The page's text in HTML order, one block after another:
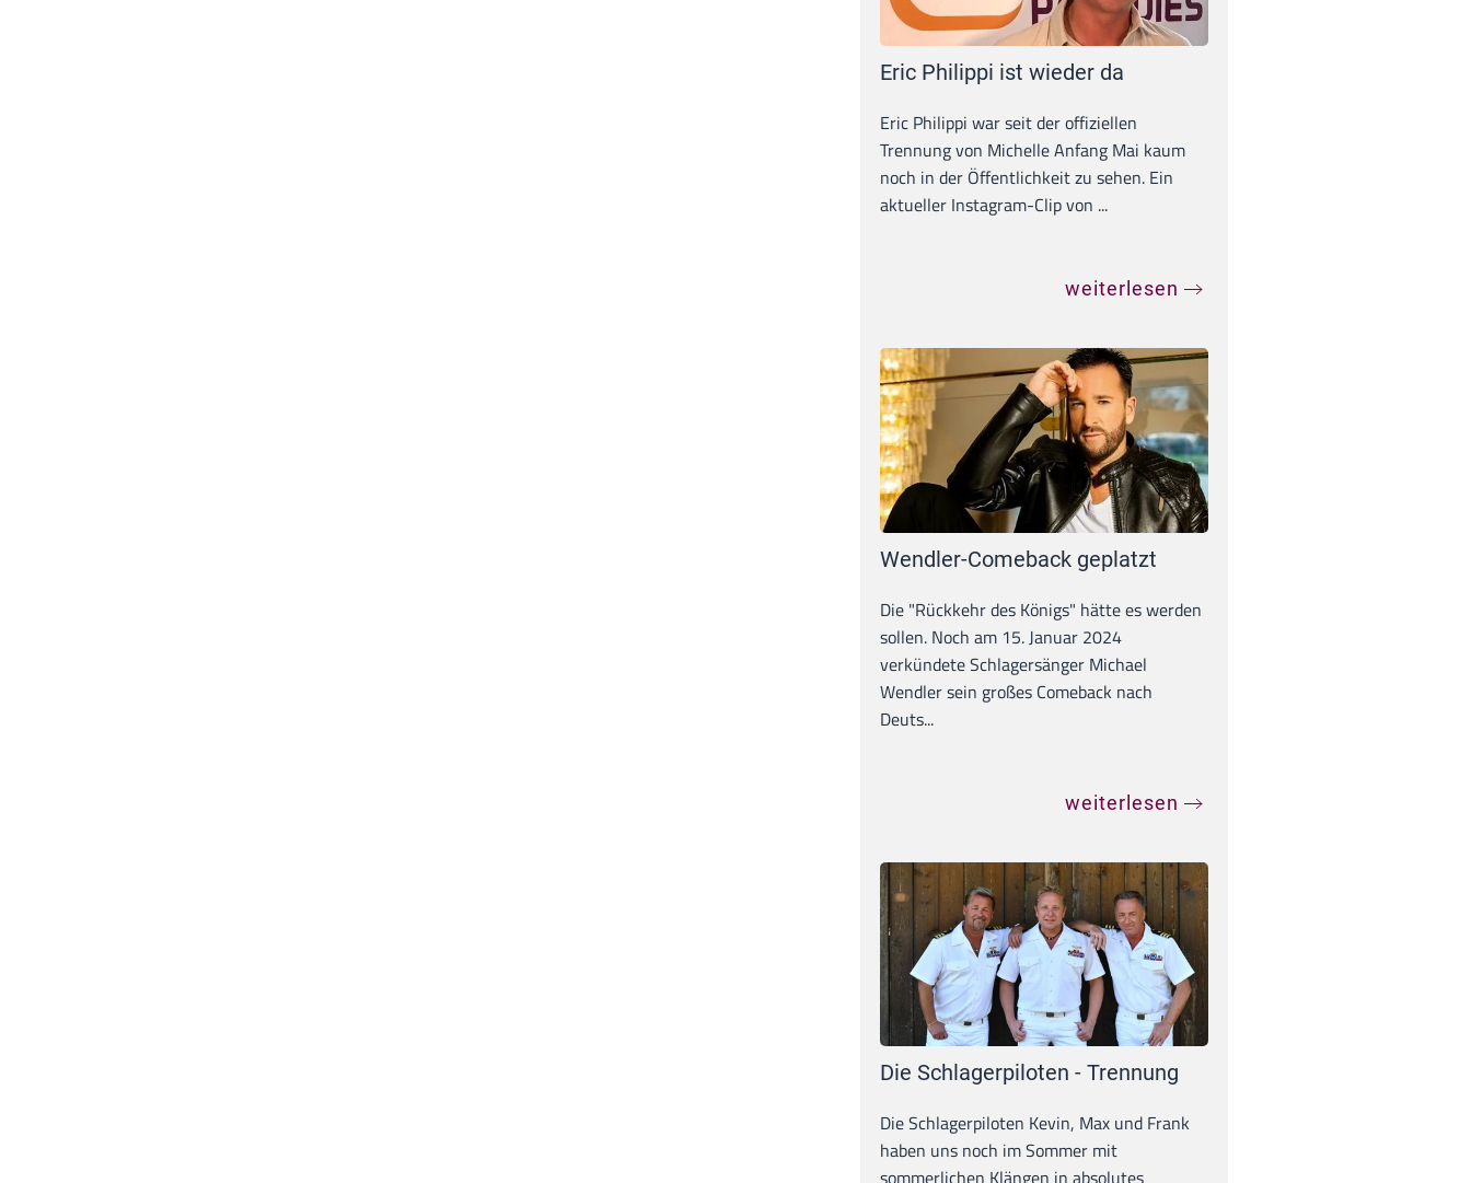
Eric Philippi ist wieder da
Eric Philippi war seit der offiziellen
Trennung von Michelle Anfang Mai kaum
noch in der Öffentlichkeit zu sehen. Ein
aktueller Instagram-Clip von ...
weiterlesen
Wendler-Comeback geplatzt
Die "Rückkehr des Königs" hätte es werden
sollen. Noch am 15. Januar 2024
verkündete Schlagersänger Michael
Wendler sein großes Comeback nach
Deuts...
weiterlesen
Die Schlagerpiloten - Trennung
Die Schlagerpiloten Kevin, Max und Frank
haben uns noch im Sommer mit